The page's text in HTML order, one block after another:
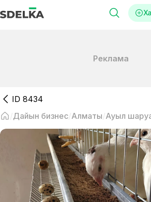
Реклама
ID 8434
Дайын бизнес Алматы Ауыл